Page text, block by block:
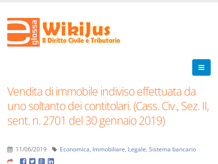
Vendita di immobile indiviso effettuata da
uno soltanto dei contitolari. (Cass. Civ., Sez. II,
sent. n. 2701 del 30 gennaio 2019)
11/06/2019 Economica Immobiliare Legale Sistema bancario